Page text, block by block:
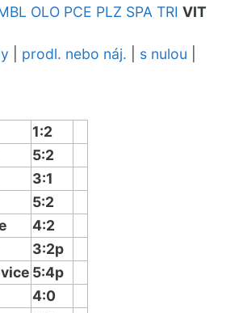
OLO PCE PLZ SPA TRI VIT
prodl. nebo náj. s nulou
1:2
5:2
3:1
5:2
4:2
3:2p
5:4p
4:0